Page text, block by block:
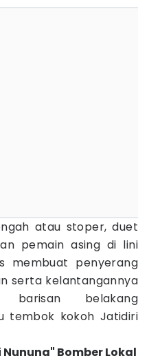
atau stoper, duet
pemain asing di lini
membuat penyerang
serta kelantangannya
barisan belakang
tembok kokoh Jatidiri
Bomber Lokal